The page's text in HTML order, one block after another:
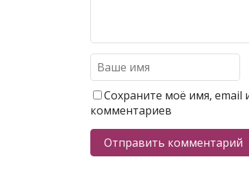
Сохраните моё имя, email
комментариев